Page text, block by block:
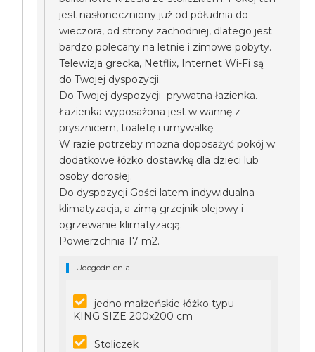
jest nasłoneczniony już od półudnia do
wieczora, od strony zachodniej, dlatego jest
bardzo polecany na letnie i zimowe pobyty.
Telewizja grecka, Netflix, Internet Wi-Fi są
do Twojej dyspozycji.
Do Twojej dyspozycji prywatna łazienka.
Łazienka wyposażona jest w wannę z
prysznicem, toaletę i umywalkę.
W razie potrzeby można doposażyć pokój w
dodatkowe łóżko dostawkę dla dzieci lub
osoby dorosłej.
Do dyspozycji Gości latem indywidualna
klimatyzacja, a zimą grzejnik olejowy i
ogrzewanie klimatyzacją.
Powierzchnia 17 m2.
Udogodnienia
jedno małżeńskie łóżko typu
KING SIZE 200x200 cm
Stoliczek